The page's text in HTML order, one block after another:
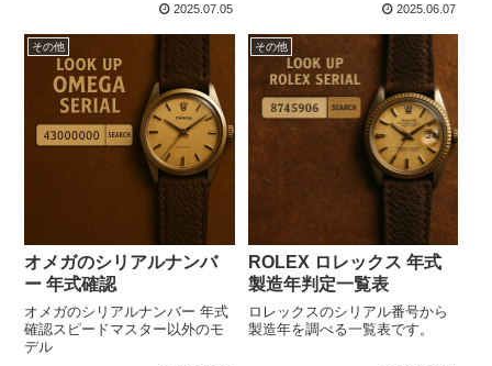
れています。このコードから、
そのブレスレットの製造年月を
確認することができます。
2025.07.05 2025.06.07
その他
オメガのシリアルナンバ
ー 年式確認
オメガのシリアルナンバー 年式
確認スピードマスター以外のモ
デル
その他
ROLEX ロレックス 年式
製造年判定一覧表
ロレックスのシリアル番号から
製造年を調べる一覧表です。